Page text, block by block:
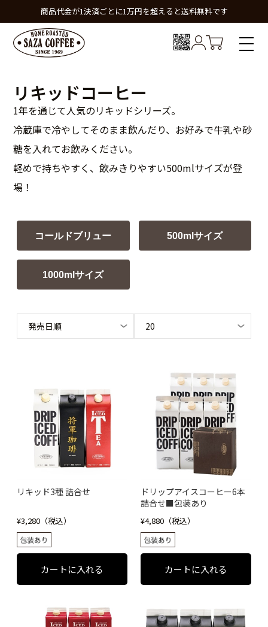
商品代金が1決済ごとに1万円を超えると送料無料です
リキッドコーヒー
1年を通じて人気のリキッドシリーズ。
冷蔵庫で冷やしてそのまま飲んだり、お好みで牛乳や砂
糖を入れてお飲みください。
軽めで持ちやすく、飲みきりやすい500mlサイズが登
場！
コールドブリュー 500mlサイズ
1000mlサイズ
リキッド3種 詰合せ
¥3,280（税込）
ドリップアイスコーヒー6本
詰合せ■包装あり
¥4,880（税込）